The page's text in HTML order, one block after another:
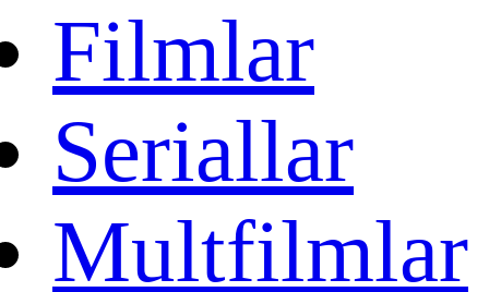
Filmlar
Seriallar
Multfilmlar